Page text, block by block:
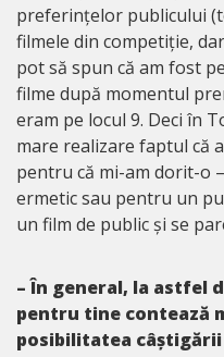
preferințelor publicului
filmele din competiție,
pot să spun că am fost
filme după momentul
eram pe locul 9. Deci în
mare realizare faptul că
pentru că mi-am dorit-o
ermetic sau pentru un
un film de public și se
– În general, la astfel
pentru tine contează
posibilitatea